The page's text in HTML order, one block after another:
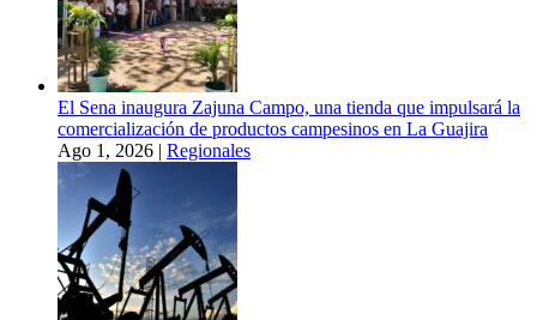
El Sena inaugura Zajuna Campo, una tienda que impulsará la
comercialización de productos campesinos en La Guajira
Ago 1, 2026 | Regionales